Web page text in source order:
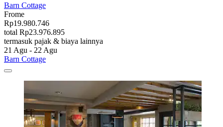
Barn Cottage
Frome
Rp19.980.746
total Rp23.976.895
termasuk pajak & biaya lainnya
21 Agu - 22 Agu
Barn Cottage